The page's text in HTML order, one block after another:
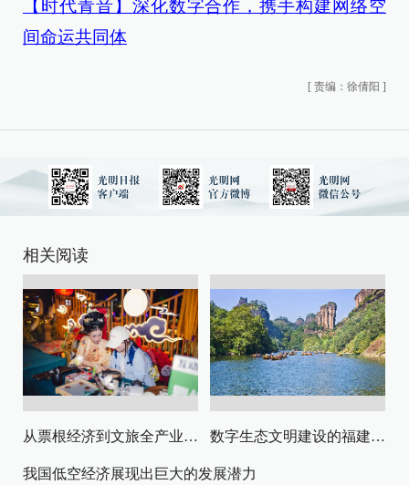
【时代青音】深化数字合作，携手构建网络空
间命运共同体
[ 责编：徐倩阳 ]
相关阅读
从票根经济到文旅全产业链升级 数字生态文明建设的福建路径与启示
我国低空经济展现出巨大的发展潜力